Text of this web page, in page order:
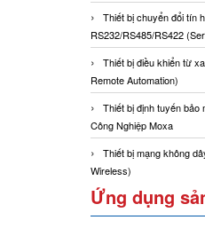
Thiết bị chuyển đổi tín
RS232/RS485/RS422
Thiết bị điều khiển từ
Remote Automation)
Thiết bị định tuyến bảo
Công Nghiệp Moxa
Thiết bị mạng không
Wireless)
Ứng dụng